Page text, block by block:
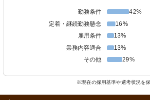
勤務条件
42%
定着・継続勤務懸念
16%
雇用条件
13%
業務内容適合
13%
その他
29%
※現在の採用基準や選考状況を